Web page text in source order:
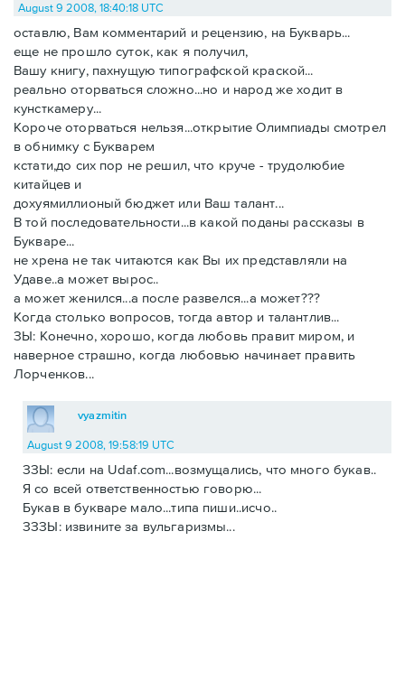
August 9 2008, 18:40:18 UTC
оставлю, Вам комментарий и рецензию, на Букварь...
еще не прошло суток, как я получил,
Вашу книгу, пахнущую типографской краской...
реально оторваться сложно...но и народ же ходит в
кунсткамеру...
Короче оторваться нельзя...открытие Олимпиады смотрел
в обнимку с Букварем
кстати,до сих пор не решил, что круче - трудолюбие
китайцев и
дохуямиллионый бюджет или Ваш талант...
В той последовательности...в какой поданы рассказы в
Букваре...
не хрена не так читаются как Вы их представляли на
Удаве..а может вырос..
а может женился...а после развелся...а может???
Когда столько вопросов, тогда автор и талантлив...
ЗЫ: Конечно, хорошо, когда любовь правит миром, и
наверное страшно, когда любовью начинает править
Лорченков...
vyazmitin
August 9 2008, 19:58:19 UTC
ЗЗЫ: если на Udaf.com...возмущались, что много букав..
Я со всей ответственностью говорю...
Букав в букваре мало...типа пиши..исчо..
ЗЗЗЫ: извините за вульгаризмы...